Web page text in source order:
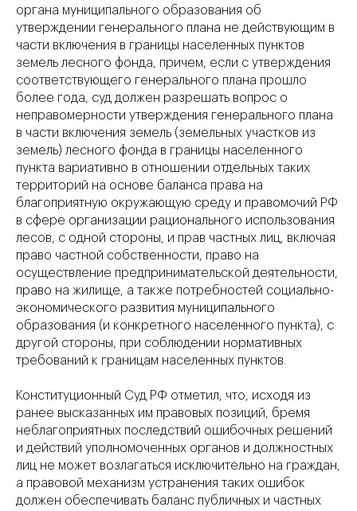
органа муниципального образования об
утверждении генерального плана не действующим в
части включения в границы населенных пунктов
земель лесного фонда, причем, если с утверждения
соответствующего генерального плана прошло
более года, суд должен разрешать вопрос о
неправомерности утверждения генерального плана
в части включения земель (земельных участков из
земель) лесного фонда в границы населенного
пункта вариативно в отношении отдельных таких
территорий на основе баланса права на
благоприятную окружающую среду и правомочий РФ
в сфере организации рационального использования
лесов, с одной стороны, и прав частных лиц, включая
право частной собственности, право на
осуществление предпринимательской деятельности,
право на жилище, а также потребностей социально-
экономического развития муниципального
образования (и конкретного населенного пункта), с
другой стороны, при соблюдении нормативных
требований к границам населенных пунктов.
Конституционный Суд РФ отметил, что, исходя из
ранее высказанных им правовых позиций, бремя
неблагоприятных последствий ошибочных решений
и действий уполномоченных органов и должностных
лиц не может возлагаться исключительно на граждан,
а правовой механизм устранения таких ошибок
должен обеспечивать баланс публичных и частных